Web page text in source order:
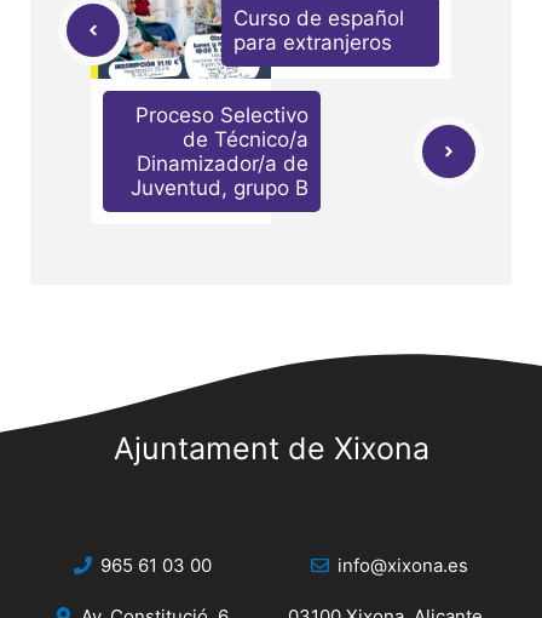
Curso de español
para extranjeros
Proceso Selectivo
de Técnico/a
Dinamizador/a de
Juventud, grupo B
Ajuntament de Xixona
965 61 03 00 info@xixona.es